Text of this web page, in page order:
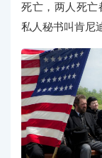
死亡，两人死亡
私人秘书叫肯尼